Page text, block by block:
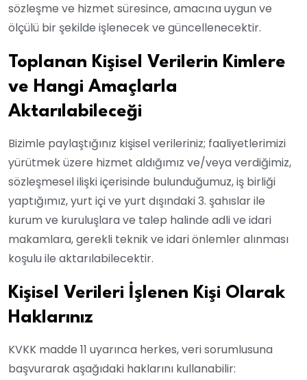
sözleşme ve hizmet süresince, amacına uygun ve
ölçülü bir şekilde işlenecek ve güncellenecektir.
Toplanan Kişisel Verilerin Kimlere
ve Hangi Amaçlarla
Aktarılabileceği
Bizimle paylaştığınız kişisel verileriniz; faaliyetlerimizi
yürütmek üzere hizmet aldığımız ve/veya verdiğimiz,
sözleşmesel ilişki içerisinde bulunduğumuz, iş birliği
yaptığımız, yurt içi ve yurt dışındaki 3. şahıslar ile
kurum ve kuruluşlara ve talep halinde adli ve idari
makamlara, gerekli teknik ve idari önlemler alınması
koşulu ile aktarılabilecektir.
Kişisel Verileri İşlenen Kişi Olarak
Haklarınız
KVKK madde 11 uyarınca herkes, veri sorumlusuna
başvurarak aşağıdaki haklarını kullanabilir: